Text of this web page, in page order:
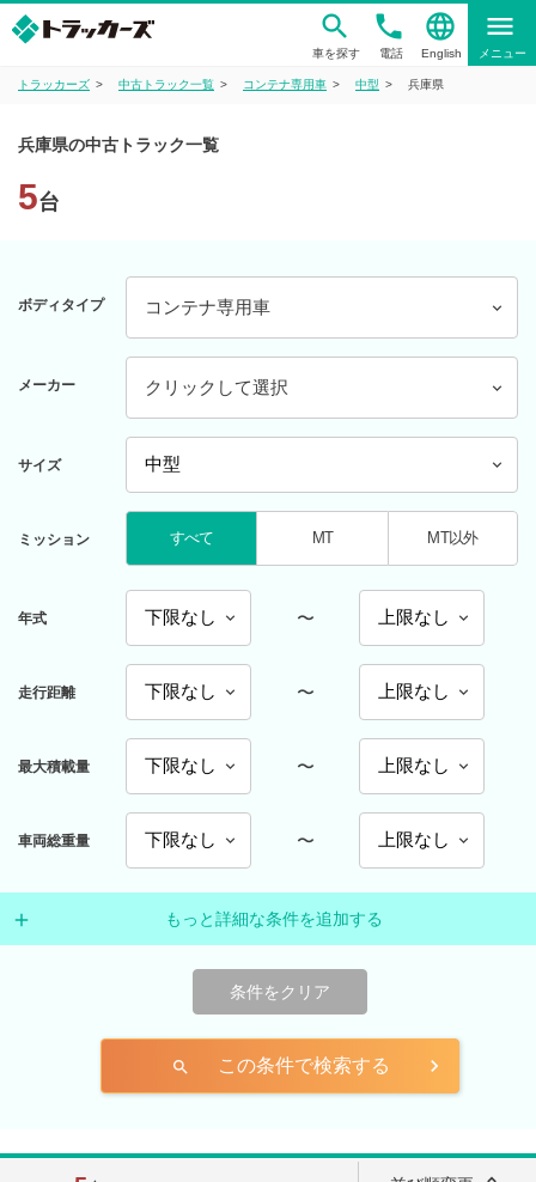
車を探す
phone
電話
language
English
menu
メニュー
トラッカーズ 中古トラック一覧 コンテナ専用車 中型 兵庫県
兵庫県の中古トラック一覧
5台
ボディタイプ コンテナ専用車
メーカー クリックして選択
サイズ
ミッション すべて MT MT以外
年式 〜
走行距離 〜
最大積載量 〜
車両総重量 〜
もっと詳細な条件を追加する
条件をクリア
search この条件で検索する